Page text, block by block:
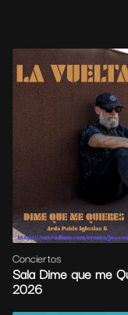
Conciertos
Sala Dime que me
2026